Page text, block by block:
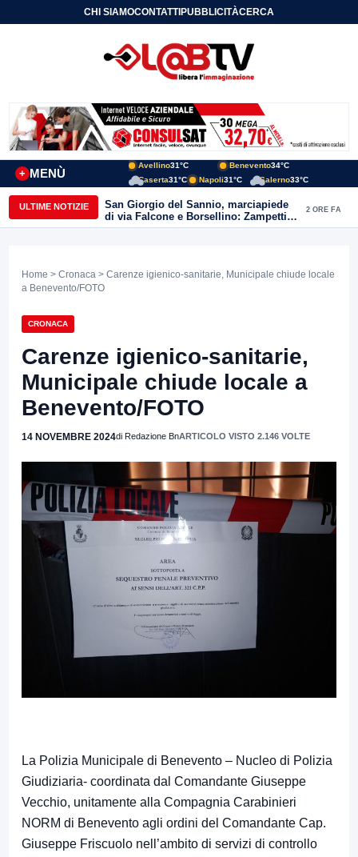
CHI SIAMOCONTATTIPUBBLICITÀCERCA
MENÙ
+
Avellino31°C Benevento34°C
Caserta31°C Napoli31°C Salerno33°C
ULTIME NOTIZIE
San Giorgio del Sannio, marciapiede
di via Falcone e Borsellino: Zampetti e
Lombardi replicano alle polemiche
2 ORE FA
Home > Cronaca > Carenze igienico-sanitarie, Municipale chiude locale
a Benevento/FOTO
CRONACA
Carenze igienico-sanitarie,
Municipale chiude locale a
Benevento/FOTO
14 NOVEMBRE 2024di Redazione BnARTICOLO VISTO 2.146 VOLTE
La Polizia Municipale di Benevento – Nucleo di Polizia
Giudiziaria- coordinata dal Comandante Giuseppe
Vecchio, unitamente alla Compagnia Carabinieri
NORM di Benevento agli ordini del Comandante Cap.
Giuseppe Friscuolo nell’ambito di servizi di controllo